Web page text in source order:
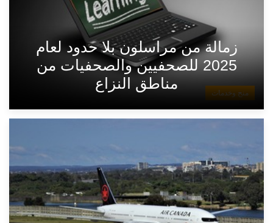
منح وخدمات
زمالة من مراسلون بلا حدود لعام
2025 للصحفيين والصحفيات من
مناطق النزاع